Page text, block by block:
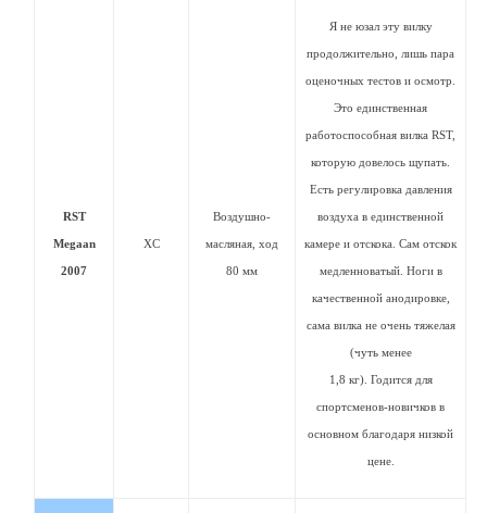
RST
Megaan
2007
XC
Воздушно-
масляная, ход
80 мм
Я не юзал эту вилку
продолжительно, лишь пара
оценочных тестов и осмотр.
Это единственная
работоспособная вилка RST,
которую довелось щупать.
Есть регулировка давления
воздуха в единственной
камере и отскока. Сам отскок
медленноватый. Ноги в
качественной анодировке,
сама вилка не очень тяжелая
(чуть менее
1,8 кг). Годится для
спортсменов-новичков в
основном благодаря низкой
цене.